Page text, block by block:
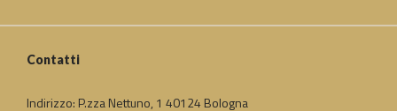
Contatti
Indirizzo: P.zza Nettuno, 1 40124 Bologna